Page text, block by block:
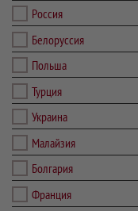
Россия
Белоруссия
Польша
Турция
Украина
Малайзия
Болгария
Франция